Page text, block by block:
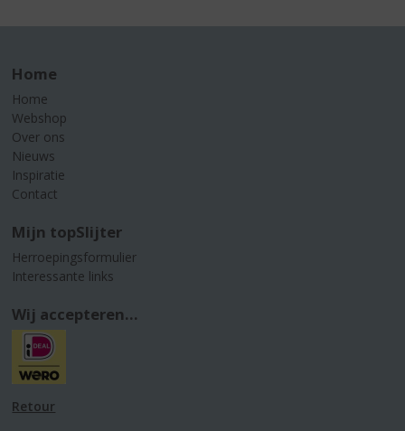
Home
Home
Webshop
Over ons
Nieuws
Inspiratie
Contact
Mijn topSlijter
Herroepingsformulier
Interessante links
Wij accepteren...
Retour